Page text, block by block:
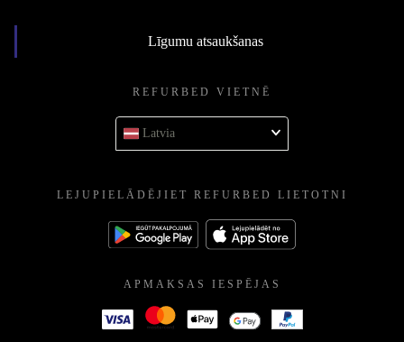
Līgumu atsaukšanas
REFURBED VIETNĒ
Latvia
LEJUPIELĀDĒJIET REFURBED LIETOTNI
APMAKSAS IESPĒJAS